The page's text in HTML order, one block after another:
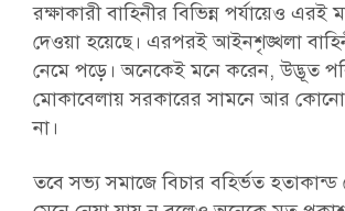
রক্ষাকারী বাহিনীর বিভিন্ন পর্যায়েও এরই
দেওয়া হয়েছে। এরপরই আইনশৃঙ্খলা
নেমে পড়ে। অনেকেই মনে করেন, উদ্ভূত
মোকাবেলায় সরকারের সামনে আর
না।
তবে সভ্য সমাজে বিচার বহির্ভত